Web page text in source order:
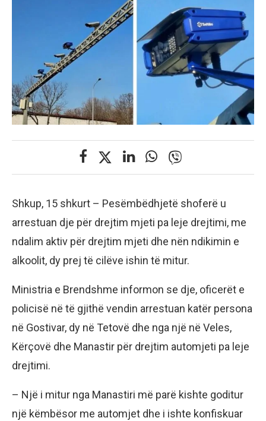
Shkup, 15 shkurt – Pesëmbëdhjetë shoferë u
arrestuan dje për drejtim mjeti pa leje drejtimi, me
ndalim aktiv për drejtim mjeti dhe nën ndikimin e
alkoolit, dy prej të cilëve ishin të mitur.
Ministria e Brendshme informon se dje, oficerët e
policisë në të gjithë vendin arrestuan katër persona
në Gostivar, dy në Tetovë dhe nga një në Veles,
Kërçovë dhe Manastir për drejtim automjeti pa leje
drejtimi.
– Një i mitur nga Manastiri më parë kishte goditur
një këmbësor me automjet dhe i ishte konfiskuar